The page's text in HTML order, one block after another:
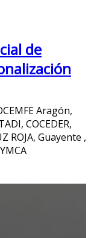
de
Aragón,
COCEDER,
ROJA, Guayente ,